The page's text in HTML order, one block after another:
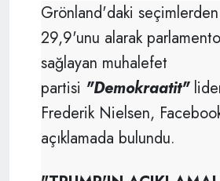
Grönland'daki
29,9'unu alarak
sağlayan muhalefet
partisi "Demokraatit"
Frederik Nielsen,
açıklamada bulundu.